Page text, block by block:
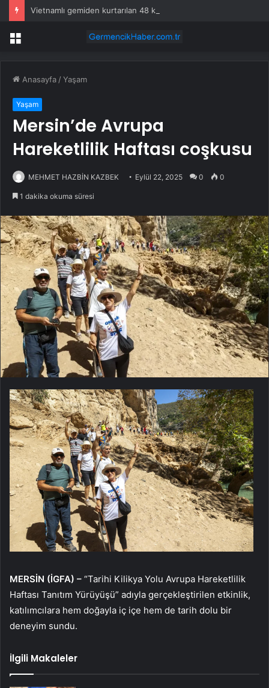
Menü
Anasayfa /Yaşam
Yaşam
Mersin’de Avrupa
Hareketlilik Haftası coşkusu
MEHMET HAZBİN KAZBEK Eylül 22, 2025 0 0
1 dakika okuma süresi
MERSİN (İGFA) – “Tarihi Kilikya Yolu Avrupa Hareketlilik
Haftası Tanıtım Yürüyüşü” adıyla gerçekleştirilen etkinlik,
katılımcılara hem doğayla iç içe hem de tarih dolu bir
deneyim sundu.
İlgili Makaleler